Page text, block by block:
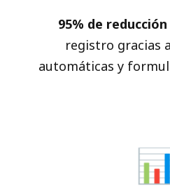
95% de
registro gracias
automáticas y